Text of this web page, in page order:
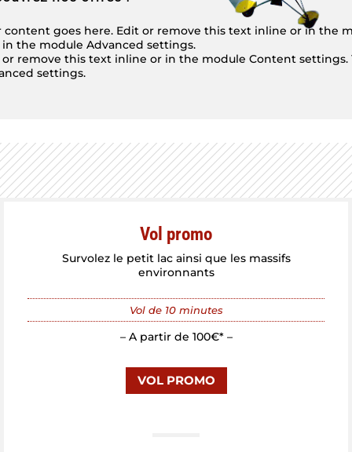
content goes here. Edit or remove this text inline or in the
the module Advanced settings.
remove this text inline or in the module Content
settings.
Vol promo
Survolez le petit lac ainsi que les massifs
environnants
Vol de 10 minutes
– A partir de 100€* –
VOL PROMO